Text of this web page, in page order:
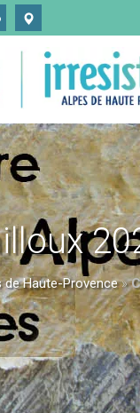
de Haute-Provence»